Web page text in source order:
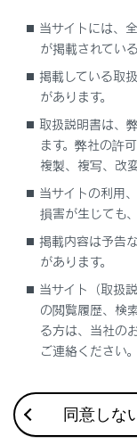
経由地を追加す
電話帳から目的
スマートフォ
合わせて見られ
VICS・交通情報
ナビゲーション設定
当サイトには、
が掲載されてい
掲載している取
があります。
取扱説明書は、
ます。弊社の許
複製、複写、改
当サイトの利用
損害が生じても
掲載内容は予告
があります。
当サイト（取扱
の閲覧履歴、検
る方は、当社の
ご連絡ください。
同意しな